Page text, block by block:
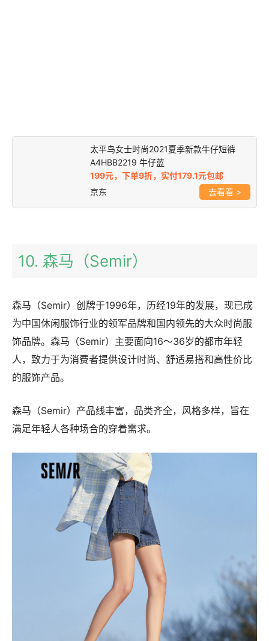
太平鸟女士时尚2021夏季新款牛仔短裤
A4HBB2219 牛仔蓝
199元，下单9折，实付179.1元包邮
京东
>
10. 森马（Semir）
森马（Semir）创牌于1996年，历经19年的发展，现已成
为中国休闲服饰行业的领军品牌和国内领先的大众时尚服
饰品牌。森马（Semir）主要面向16～36岁的都市年轻
人，致力于为消费者提供设计时尚、舒适易搭和高性价比
的服饰产品。
森马（Semir）产品线丰富，品类齐全，风格多样，旨在
满足年轻人各种场合的穿着需求。